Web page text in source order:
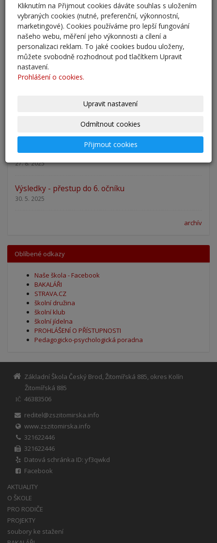
Zápis 2026
14. 1. 2026
Nový školní rok - informace
31. 8. 2025
Pěšky do školy
Zahájení školního roku 2025/2026
27. 8. 2025
Výsledky - přestup do 6. očníku
30. 5. 2025
archív
Oblíbené odkazy
Naše škola - Facebook
BAKALÁŘI
STRAVA.CZ
školní družina
školní klub
školní jídelna
PROHLÁŠENÍ O PŘÍSTUPNOSTI
Pedagogicko-psychologická poradna
Základní Škola Český Brod, Žitomířská 885, okres Kolín
Žitomířská 885
IČ
46383506
reditel@zszitomirska.info
www.zszitomirska.info
321622446
321622446
Datová schránka ID: yf3qwkd
Facebook
AKTUALITY
O ŠKOLE
PRO RODIČE
PROJEKTY
soubory ke stažení
Kliknutím na Přijmout cookies dáváte souhlas s uložením
vybraných cookies (nutné, preferenční, výkonnostní,
marketingové). Cookies používáme pro lepší fungování
našeho webu, měření jeho výkonnosti a cílení a
personalizaci reklam. To jaké cookies budou uloženy,
můžete svobodně rozhodnout pod tlačítkem Upravit
nastavení.
Prohlášení o cookies.
Upravit nastavení
Odmítnout cookies
Přijmout cookies